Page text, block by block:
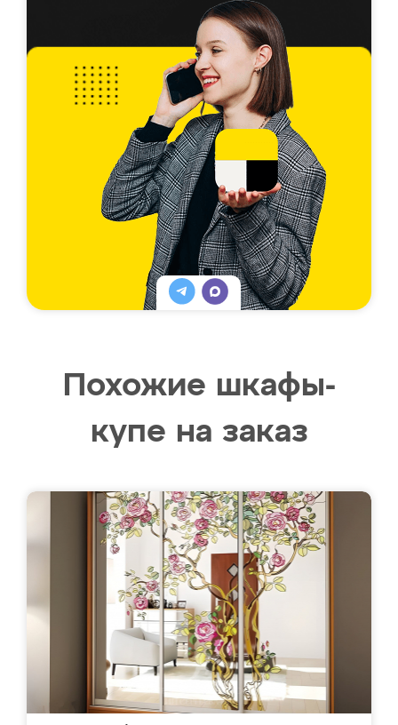
Похожие шкафы-
купе на заказ